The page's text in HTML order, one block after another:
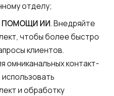
отделу;
ПОМОЩИ ИИ. Внедряйте
чтобы более быстро
клиентов.
омниканальных контакт-
и обработку